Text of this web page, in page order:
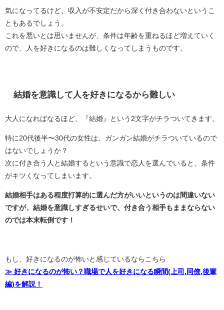
気になってるけど、収入が不安定だから深く付き合わないというこ
ともあるでしょう。
これを悪いとは思いませんが、条件は年齢を重ねるほど増えていく
ので、人を好きになるのは難しくなってしまうものです。
結婚を意識して人を好きになるから難しい
大人になればなるほど、『結婚』という2文字がチラついてきます。
特に20代後半〜30代の女性は、ガンガン結婚がチラついているので
はないでしょうか？
次に付き合う人と結婚するという意識で恋人を選んでいると、条件
がキツくなってしまいます。
結婚相手はある程度打算的に選んだ方がいいというのは間違いない
ですが、結婚を意識しすぎるせいで、付き合う相手もままならない
のでは本末転倒です！
もし、好きになるのが怖いと感じているならこちら
≫ 好きになるのが怖い？職場で人を好きになる瞬間(上司,同僚,後輩
編)を解説！